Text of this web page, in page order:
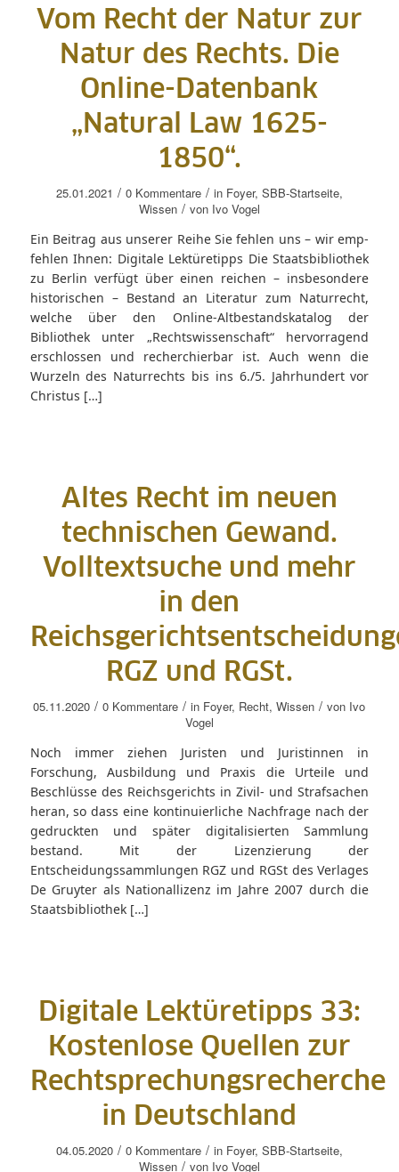
Vom Recht der Natur zur
Natur des Rechts. Die
Online-Datenbank
„Natural Law 1625-
1850“.
25.01.2021 / 0 Kommentare / in Foyer, SBB-Startseite,
Wissen / von Ivo Vogel
Ein Beitrag aus unserer Reihe Sie fehlen uns – wir emp-
fehlen Ihnen: Digitale Lektüretipps Die Staatsbibliothek
zu Berlin verfügt über einen reichen – insbesondere
historischen – Bestand an Literatur zum Naturrecht,
welche über den Online-Altbestandskatalog der
Bibliothek unter „Rechtswissenschaft“ hervorragend
erschlossen und recherchierbar ist. Auch wenn die
Wurzeln des Naturrechts bis ins 6./5. Jahrhundert vor
Christus […]
Altes Recht im neuen
technischen Gewand.
Volltextsuche und mehr
in den
RGZ und RGSt.
05.11.2020 / 0 Kommentare / in Foyer, Recht,Wissen / von Ivo
Vogel
Noch immer ziehen Juristen und Juristinnen in
Forschung, Ausbildung und Praxis die Urteile und
Beschlüsse des Reichsgerichts in Zivil- und Strafsachen
heran, so dass eine kontinuierliche Nachfrage nach der
gedruckten und später digitalisierten Sammlung
bestand. Mit der Lizenzierung der
Entscheidungssammlungen RGZ und RGSt des Verlages
De Gruyter als Nationallizenz im Jahre 2007 durch die
Staatsbibliothek […]
Digitale Lektüretipps 33:
Kostenlose Quellen zur
Rechtsprechungsrecherche
in Deutschland
04.05.2020 / 0 Kommentare / in Foyer, SBB-Startseite,
Wissen / von Ivo Vogel